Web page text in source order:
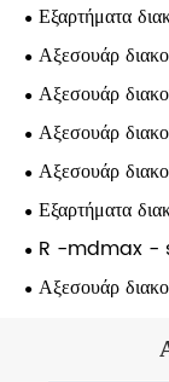
Εξαρτήματα
Αξεσουάρ
Αξεσουάρ
Αξεσουάρ
Αξεσουάρ
Εξαρτήματα
R -mdmax -
Αξεσουάρ